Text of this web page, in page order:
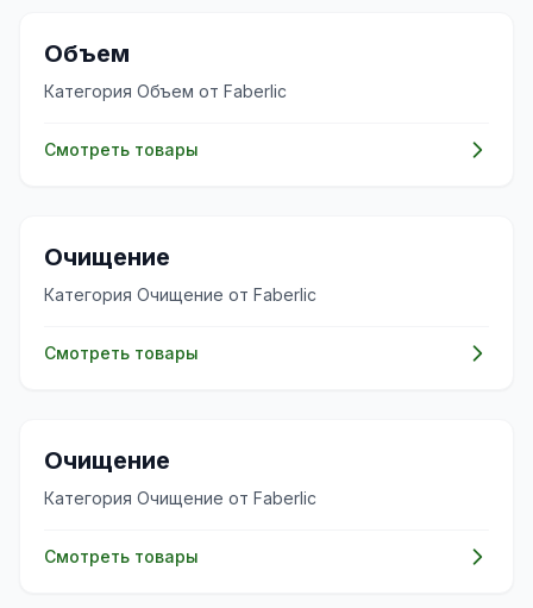
✨
Объем
Категория Объем от Faberlic
Смотреть товары
✨
Очищение
Категория Очищение от Faberlic
Смотреть товары
✨
Очищение
Категория Очищение от Faberlic
Смотреть товары